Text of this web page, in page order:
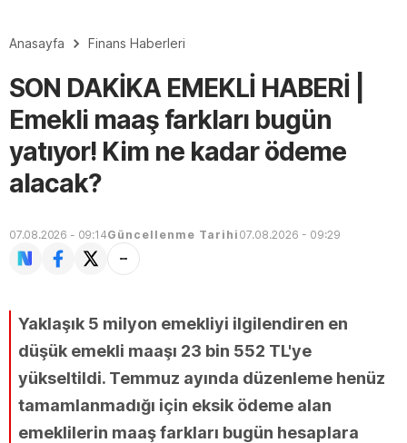
Anasayfa Finans Haberleri
SON DAKİKA EMEKLİ HABERİ |
Emekli maaş farkları bugün
yatıyor! Kim ne kadar ödeme
alacak?
07.08.2026 - 09:14Güncellenme Tarihi 07.08.2026 - 09:29
Yaklaşık 5 milyon emekliyi ilgilendiren en
düşük emekli maaşı 23 bin 552 TL'ye
yükseltildi. Temmuz ayında düzenleme henüz
tamamlanmadığı için eksik ödeme alan
emeklilerin maaş farkları bugün hesaplara